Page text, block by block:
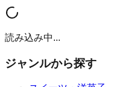
読み込み中...
ジャンルから探す